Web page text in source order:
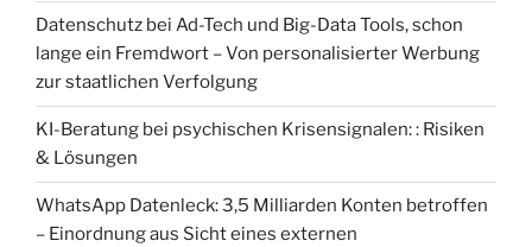
Datenschutz bei Ad-Tech und Big-Data Tools, schon
lange ein Fremdwort – Von personalisierter Werbung
zur staatlichen Verfolgung
KI-Beratung bei psychischen Krisensignalen: : Risiken
& Lösungen
WhatsApp Datenleck: 3,5 Milliarden Konten betroffen
– Einordnung aus Sicht eines externen